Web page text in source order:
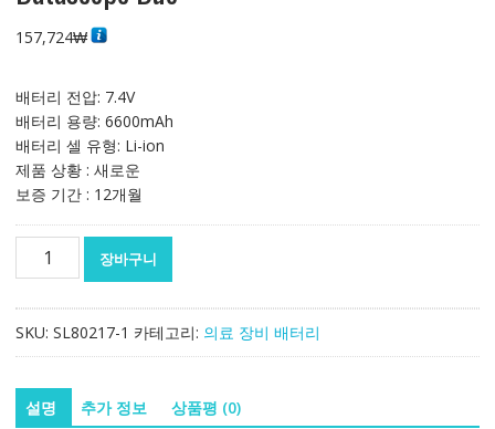
157,724₩
배터리 전압: 7.4V
배터리 용량: 6600mAh
배터리 셀 유형: Li-ion
제품 상황 : 새로운
보증 기간 : 12개월
리
환
가
장바구니
SKU: SL80217-1 카테고리: 의료 장비 배터리
설명 추가 정보 상품평 (0)